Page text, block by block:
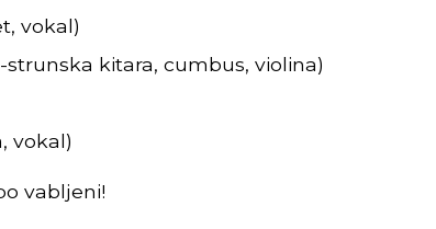
vokal)
strunska kitara, cumbus, violina)
vokal)
vabljeni!